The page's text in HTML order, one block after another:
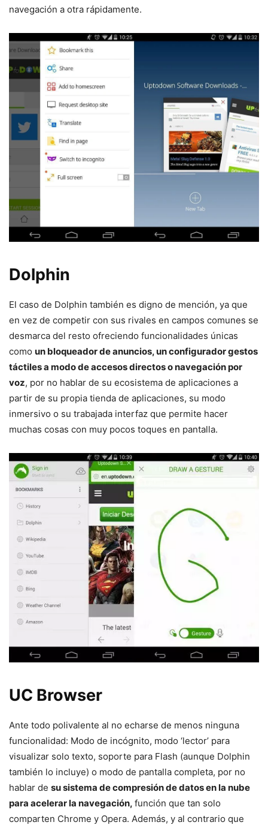
navegación a otra rápidamente.
Dolphin
El caso de Dolphin también es digno de mención, ya que
en vez de competir con sus rivales en campos comunes se
desmarca del resto ofreciendo funcionalidades únicas
como un bloqueador de anuncios, un configurador gestos
táctiles a modo de accesos directos o navegación por
voz, por no hablar de su ecosistema de aplicaciones a
partir de su propia tienda de aplicaciones, su modo
inmersivo o su trabajada interfaz que permite hacer
muchas cosas con muy pocos toques en pantalla.
UC Browser
Ante todo polivalente al no echarse de menos ninguna
funcionalidad: Modo de incógnito, modo ‘lector’ para
visualizar solo texto, soporte para Flash (aunque Dolphin
también lo incluye) o modo de pantalla completa, por no
hablar de su sistema de compresión de datos en la nube
para acelerar la navegación, función que tan solo
comparten Chrome y Opera. Además, y al contrario que